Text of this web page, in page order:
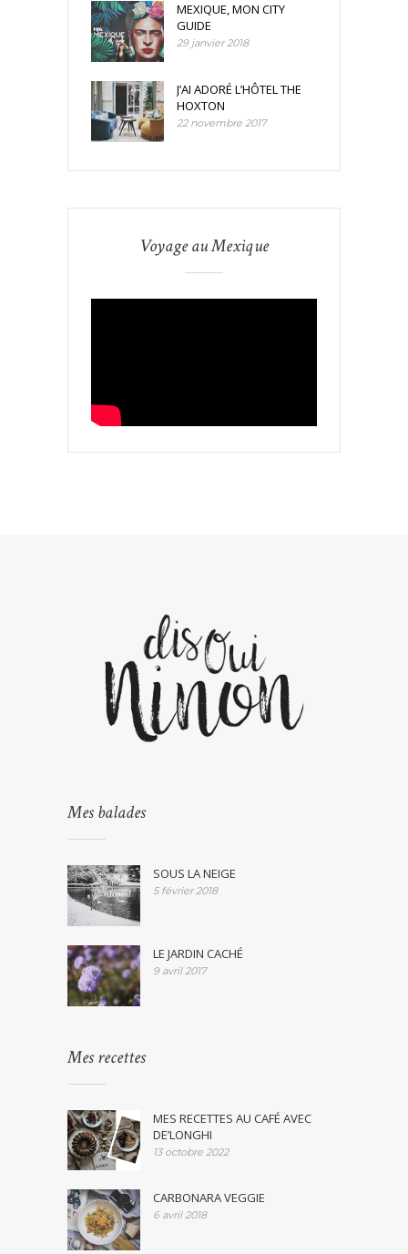
MEXIQUE, MON CITY
GUIDE
29 janvier 2018
J’AI ADORÉ L’HÔTEL THE
HOXTON
22 novembre 2017
Voyage au Mexique
Mes balades
SOUS LA NEIGE
5 février 2018
LE JARDIN CACHÉ
9 avril 2017
Mes recettes
MES RECETTES AU CAFÉ AVEC
DE’LONGHI
13 octobre 2022
CARBONARA VEGGIE
6 avril 2018